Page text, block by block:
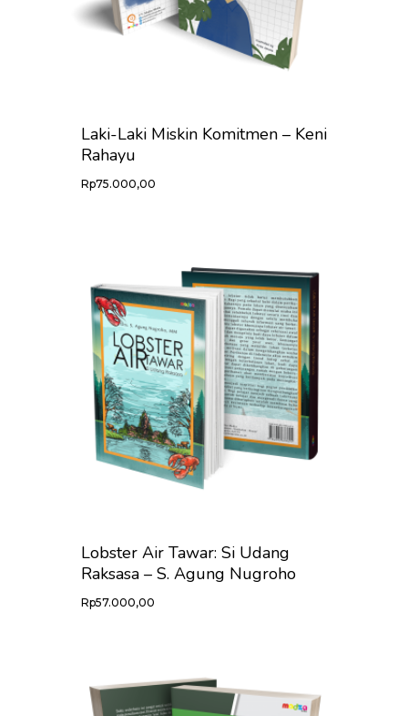
Laki-Laki Miskin Komitmen – Keni
Rahayu
Rp75.000,00
Lobster Air Tawar: Si Udang
Raksasa – S. Agung Nugroho
Rp57.000,00
PROFILE
PRODUK
KONTAK